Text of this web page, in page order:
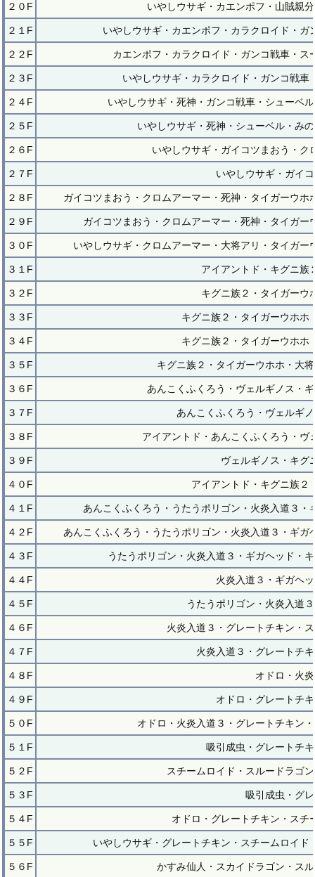
２０F いやしウサギ・カエンポフ・山賊親
２１F いやしウサギ・カエンポフ・カラクロイド・
２２F カエンポフ・カラクロイド・ガンコ戦車・
２３F いやしウサギ・カラクロイド・ガンコ戦
２４F いやしウサギ・死神・ガンコ戦車・シューベ
２５F いやしウサギ・死神・シューベル・み
２６F いやしウサギ・ガイコツまおう・
２７F いやしウサギ・ガイ
２８F ガイコツまおう・クロムアーマー・死神・タイガーウ
２９F ガイコツまおう・クロムアーマー・死神・タイガ
３０F いやしウサギ・クロムアーマー・大将アリ・タイガ
３１F アイアントド・キグニ族
３２F キグニ族２・タイガーウ
３３F キグニ族２・タイガーウホホ
３４F キグニ族２・タイガーウホホ
３５F キグニ族２・タイガーウホホ・大
３６F あんこくふくろう・ヴェルギノス・
３７F あんこくふくろう・ヴェルギ
３８F アイアントド・あんこくふくろう・
３９F ヴェルギノス・キグ
４０F アイアントド・キグニ族２
４１F あんこくふくろう・うたうポリゴン・火炎入道３
４２F あんこくふくろう・うたうポリゴン・火炎入道３・ギ
４３F うたうポリゴン・火炎入道３・ギガヘッド・
４４F 火炎入道３・ギガヘ
４５F うたうポリゴン・火炎入道
４６F 火炎入道３・グレートチキン・
４７F 火炎入道３・グレートチ
４８F オドロ・火
４９F オドロ・グレートチ
５０F オドロ・火炎入道３・グレートチキン
５１F 吸引成虫・グレートチ
５２F スチームロイド・スルードラゴ
５３F 吸引成虫・グ
５４F オドロ・グレートチキン・スチ
５５F いやしウサギ・グレートチキン・スチームロイ
５６F かすみ仙人・スカイドラゴン・ス